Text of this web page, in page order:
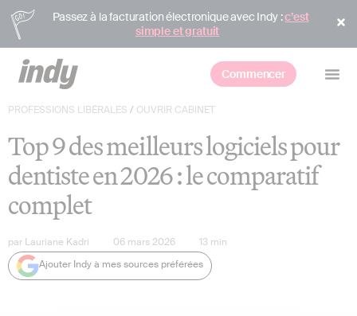
Passez à la facturation électronique avec Indy :c’est
simple et gratuit
Commencer
PROFESSIONS LIBÉRALES / OUVRIR CABINET
Top 9 des meilleurs logiciels pour
dentiste en 2026 : le comparatif
complet
par Lauriane Kadri 06 mars 2026 13 min
Ajouter Indy à mes sources préférées